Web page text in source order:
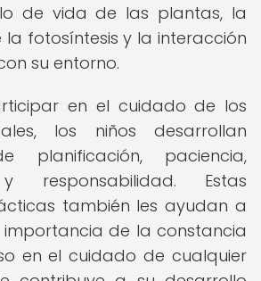
de vida de las plantas, la
fotosíntesis y la interacción
su entorno.
en el cuidado de los
los niños desarrollan
planificación, paciencia,
responsabilidad. Estas
también les ayudan a
de la constancia
en el cuidado de cualquier